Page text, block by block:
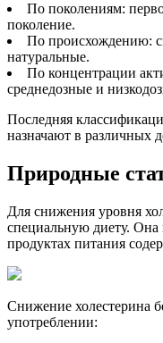
По поколениям:
поколение.
По происхождению:
натуральные.
По концентрации
среднедозные и
Последняя
назначают в различных
Природные
Для снижения уровня
специальную диету. Она
продуктах питания
Снижение холестерина
употреблении: